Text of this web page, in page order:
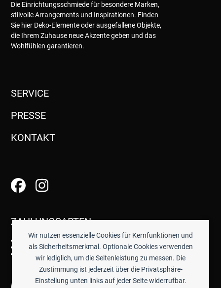
Wir nutzen essenzielle Cookies für Kernfunktionen und
als Sicherheitsmerkmal. Optionale Cookies verwenden
wir lediglich, um die Seitenleistung zu messen. Die
Zustimmung ist jederzeit über die Privatsphäre-
Einstellung unten links auf jeder Seite widerrufbar.
Die Einrichtungsschmiede für besondere Marken,
stilvolle Arrangements und Inspirationen. Finden
Sie hier Deko-Elemente oder ausgefallene Objekte,
die Ihrem Zuhause neue Akzente geben und das
Wohlfühlen garantieren.
SERVICE
PRESSE
KONTAKT
ZAHLUNGSARTEN